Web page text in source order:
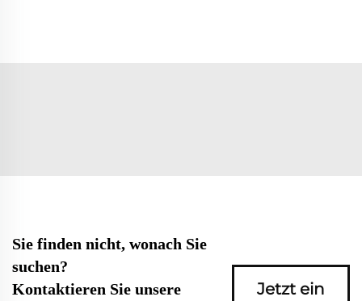
Sie finden nicht, wonach Sie
suchen?
Kontaktieren Sie unsere
Jetzt ein